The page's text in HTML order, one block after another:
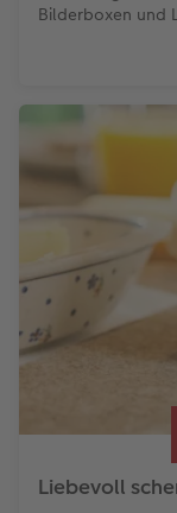
Bilderboxen und
Liebevoll